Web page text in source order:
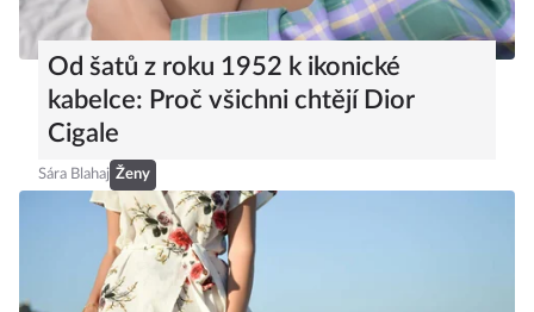
Od šatů z roku 1952 k ikonické
kabelce: Proč všichni chtějí Dior
Cigale
Sára Blahaj Ženy